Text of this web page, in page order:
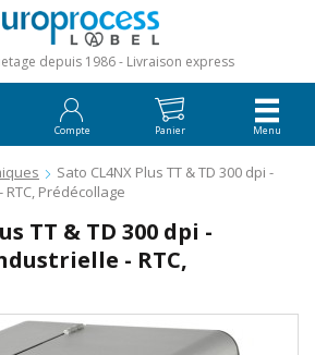
depuis 1986 Livraison express
Compte Panier Menu
Sato CL4NX Plus TT & TD 300 dpi -
Prédécollage
TT & TD 300 dpi -
- RTC,